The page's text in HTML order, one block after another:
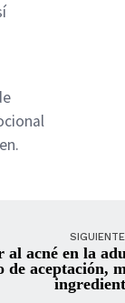
al acné en la
de aceptación,